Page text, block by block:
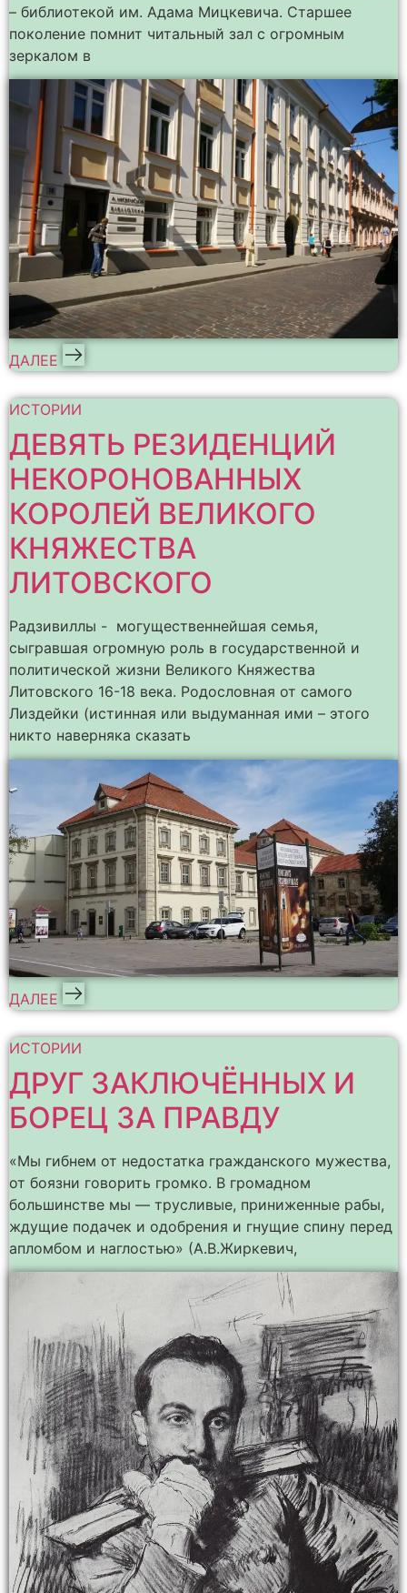
– библиотекой им. Адама Мицкевича. Старшее
поколение помнит читальный зал с огромным
зеркалом в
ДАЛЕЕ
ИСТОРИИ
ДЕВЯТЬ РЕЗИДЕНЦИЙ
НЕКОРОНОВАННЫХ
КОРОЛЕЙ ВЕЛИКОГО
КНЯЖЕСТВА
ЛИТОВСКОГО
Радзивиллы - могущественнейшая семья,
сыгравшая огромную роль в государственной и
политической жизни Великого Княжества
Литовского 16-18 века. Родословная от самого
Лиздейки (истинная или выдуманная ими – этого
никто наверняка сказать
ДАЛЕЕ
ИСТОРИИ
ДРУГ ЗАКЛЮЧЁННЫХ И
БОРЕЦ ЗА ПРАВДУ
«Мы гибнем от недостатка гражданского мужества,
от боязни говорить громко. В громадном
большинстве мы — трусливые, приниженные рабы,
ждущие подачек и одобрения и гнущие спину перед
апломбом и наглостью» (А.В.Жиркевич,